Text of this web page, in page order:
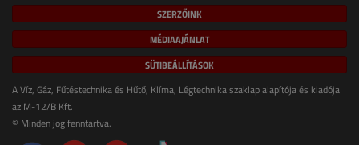
SZERZŐINK
MÉDIAAJÁNLAT
SÜTIBEÁLLÍTÁSOK
A Víz, Gáz, Fűtéstechnika és Hűtő, Klíma, Légtechnika szaklap alapítója és kiadója
az M-12/B Kft.
© Minden jog fenntartva.